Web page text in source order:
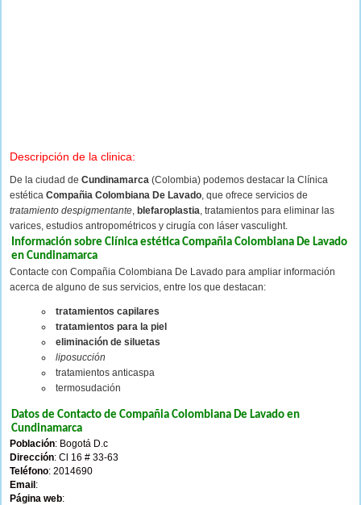
Descripción de la clinica:
De la ciudad de Cundinamarca (Colombia) podemos destacar la Clínica
estética Compañia Colombiana De Lavado, que ofrece servicios de
tratamiento despigmentante, blefaroplastia, tratamientos para eliminar las
varices, estudios antropométricos y cirugía con láser vasculight.
Información sobre Clínica estética Compañia Colombiana De Lavado
en Cundinamarca
Contacte con Compañia Colombiana De Lavado para ampliar información
acerca de alguno de sus servicios, entre los que destacan:
tratamientos capilares
tratamientos para la piel
eliminación de siluetas
liposucción
tratamientos anticaspa
termosudación
Datos de Contacto de Compañia Colombiana De Lavado en
Cundinamarca
Población: Bogotá D.c
Dirección: Cl 16 # 33-63
Teléfono: 2014690
Email :
Página web: